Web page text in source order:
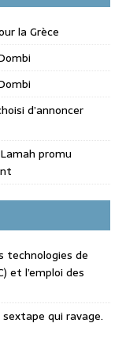
la Grèce
d’annoncer
promu
technologies de
et l’emploi des
qui ravage.